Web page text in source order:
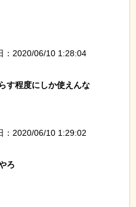
：2020/06/10 1:28:04
す程度にしか使えんな
：2020/06/10 1:29:02
ろ